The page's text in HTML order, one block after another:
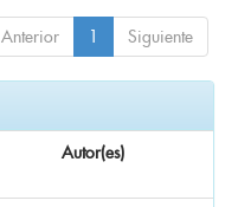
Anterior 1 Siguiente
Autor(es)